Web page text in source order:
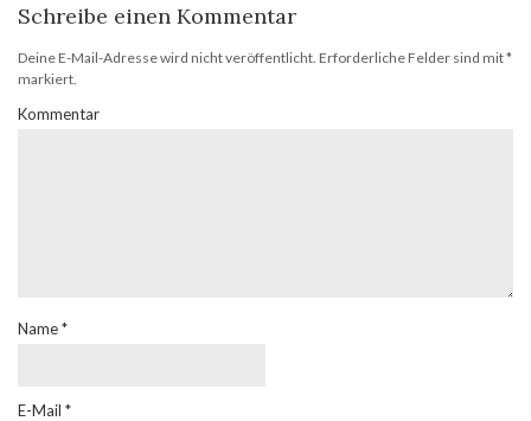
Schreibe einen Kommentar
Deine E-Mail-Adresse wird nicht veröffentlicht. Erforderliche Felder sind mit*
markiert.
Kommentar
Name*
E-Mail *